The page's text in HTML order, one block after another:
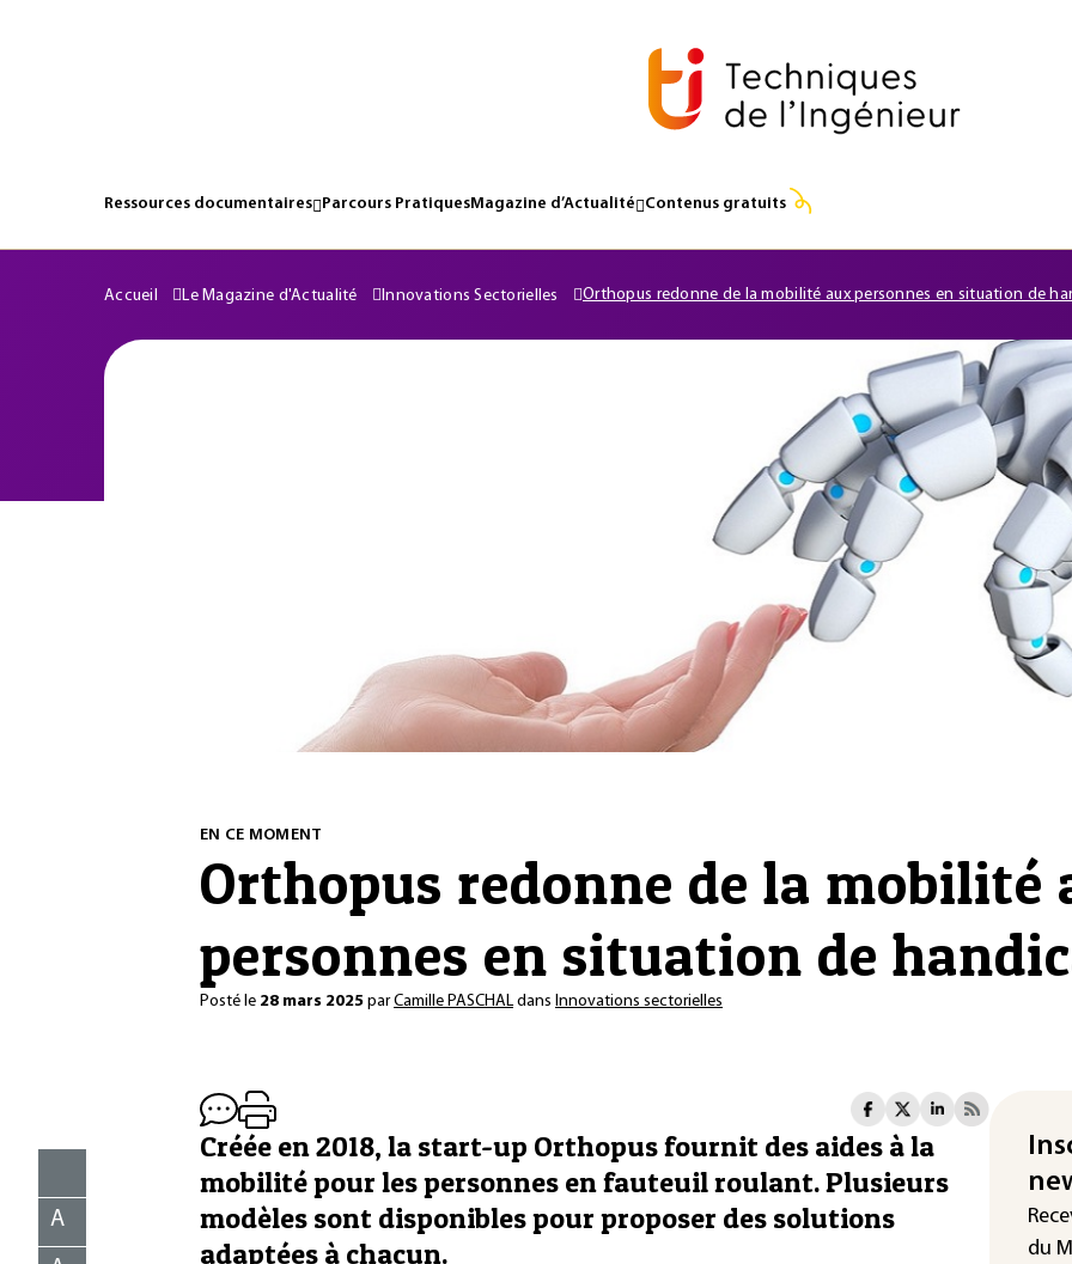
Ressources documentaires Parcours PratiquesMagazine d’Actualité Contenus gratuits
Accueil Le Magazine d'Actualité Innovations Sectorielles Orthopus redonne de la mobilité aux personnes en situation de
EN CE MOMENT
Orthopus redonne de la mobilité
personnes en situation de
Posté le 28 mars 2025 parCamille PASCHAL dans Innovations sectorielles
A
Créée en 2018, la start-up Orthopus fournit des aides à la
mobilité pour les personnes en fauteuil roulant. Plusieurs
modèles sont disponibles pour proposer des solutions
adaptées à chacun.
du